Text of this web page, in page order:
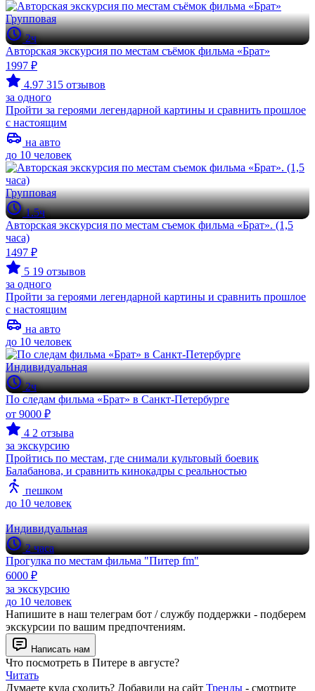
Групповая
2ч
Авторская экскурсия по местам съёмок фильма «Брат»
1997 ₽
4.97 315 отзывов
за одного
Пройти за героями легендарной картины и сравнить прошлое
с настоящим
на авто
до 10 человек
Групповая
1.5ч
Авторская экскурсия по местам съемок фильма «Брат». (1,5
часа)
1497 ₽
5 19 отзывов
за одного
Пройти за героями легендарной картины и сравнить прошлое
с настоящим
на авто
до 10 человек
Индивидуальная
2ч
По следам фильма «Брат» в Санкт-Петербурге
от 9000 ₽
4 2 отзыва
за экскурсию
Пройтись по местам, где снимали культовый боевик
Балабанова, и сравнить кинокадры с реальностью
пешком
до 10 человек